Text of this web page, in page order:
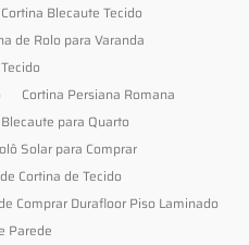
Cortina Blecaute Tecido
de Rolo para Varanda
Cortina Persiana Romana
para Quarto
Solar para Comprar
Cortina de Tecido
Comprar Durafloor Piso Laminado
Parede